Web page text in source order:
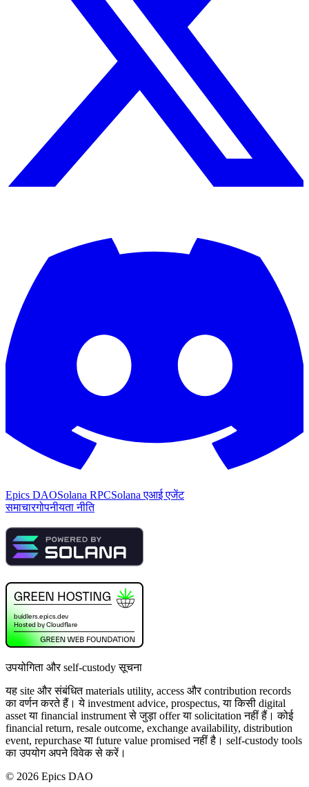
Epics DAOSolana RPCSolana एआई एजेंट
समाचारगोपनीयता नीति
उपयोगिता और self-custody सूचना
यह site और संबंधित materials utility, access और contribution records
का वर्णन करते हैं। ये investment advice, prospectus, या किसी digital
asset या financial instrument से जुड़ा offer या solicitation नहीं हैं। कोई
financial return, resale outcome, exchange availability, distribution
event, repurchase या future value promised नहीं है। self-custody tools
का उपयोग अपने विवेक से करें।
© 2026 Epics DAO